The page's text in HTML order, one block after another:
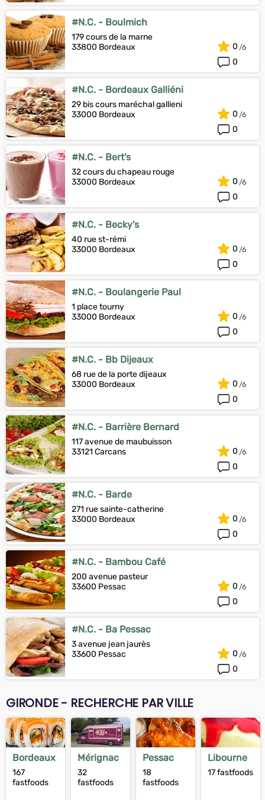
#N.C. - Boulmich
179 cours de la marne
33800 Bordeaux
0
0
#N.C. - Bordeaux Galliéni
29 bis cours maréchal gallieni
33000 Bordeaux
0
0
#N.C. - Bert's
32 cours du chapeau rouge
33000 Bordeaux
0
0
#N.C. - Becky's
40 rue st-rémi
33000 Bordeaux
0
0
#N.C. - Boulangerie Paul
1 place tourny
33000 Bordeaux
0
0
#N.C. - Bb Dijeaux
68 rue de la porte dijeaux
33000 Bordeaux
0
0
#N.C. - Barrière Bernard
117 avenue de maubuisson
33121 Carcans
0
0
#N.C. - Barde
271 rue sainte-catherine
33000 Bordeaux
0
0
#N.C. - Bambou Café
200 avenue pasteur
33600 Pessac
0
0
#N.C. - Ba Pessac
3 avenue jean jaurès
33600 Pessac
0
0
GIRONDE - RECHERCHE PAR VILLE
Bordeaux
167
fastfoods
Mérignac
32
fastfoods
Pessac
18
fastfoods
Libourne
17 fastfoods